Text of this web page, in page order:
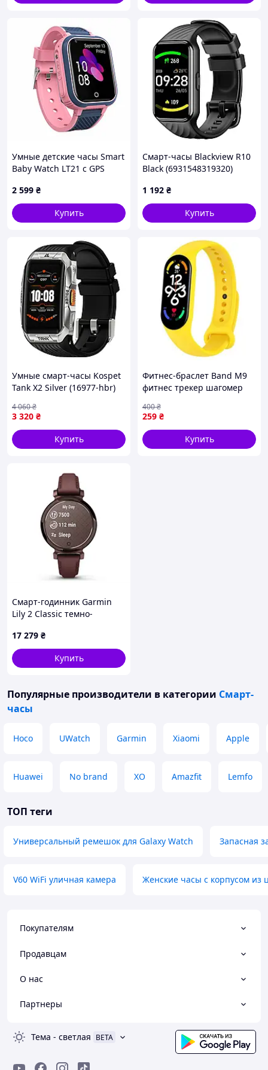
Комплекция
Смарт часы Smart Melisia Gold
Два ремешка
Фирменная коробка
Инструкция
Зарядка на магните
Умные детские часы Smart
Baby Watch LT21 с GPS
безопасности детей
9006830
2 599 ₴
Купить
Смарт-часы Blackview R10
Black (6931548319320)
1 192 ₴
Купить
Умные смарт-часы Kospet
Tank X2 Silver (16977-hbr)
3 320 ₴
4 060₴
Купить
Фитнес-браслет Band M9
фитнес трекер шагомер
сна Yellow (18338-hbr)
259 ₴
400₴
Купить
Смарт-годинник Garmin
Lily 2 Classic темно-
ремінцем кольору
шовковиці
17 279 ₴
Купить
Популярные производители в категории Смарт-
часы
Hoco UWatch Garmin Xiaomi Apple
Huawei No brand XO Amazfit Lemfo
ТОП теги
Универсальный ремешок для Galaxy Watch Запасная
V60 WiFi уличная камера Женские часы с корпусом из
Покупателям
Продавцам
О нас
Партнеры
Тема - светлая BETA